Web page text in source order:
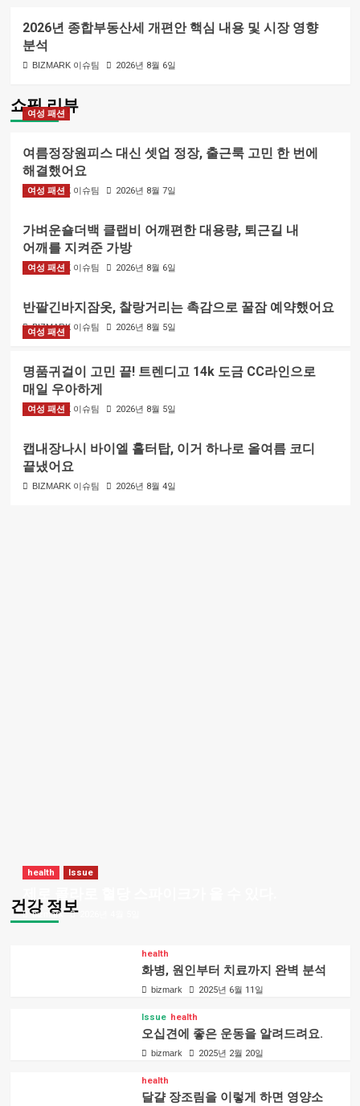
2026년 종합부동산세 개편안 핵심 내용 및 시장 영향
분석
BIZMARK 이슈팀 2026년 8월 6일
쇼핑 리뷰
여성 패션
여름정장원피스 대신 셋업 정장, 출근룩 고민 한 번에
해결했어요
BIZMARK 이슈팀 2026년 8월 7일
여성 패션
가벼운숄더백 클랩비 어깨편한 대용량, 퇴근길 내
어깨를 지켜준 가방
BIZMARK 이슈팀 2026년 8월 6일
여성 패션
반팔긴바지잠옷, 찰랑거리는 촉감으로 꿀잠 예약했어요
BIZMARK 이슈팀 2026년 8월 5일
여성 패션
명품귀걸이 고민 끝! 트렌디고 14k 도금 CC라인으로
매일 우아하게
BIZMARK 이슈팀 2026년 8월 5일
여성 패션
캡내장나시 바이엘 홀터탑, 이거 하나로 올여름 코디
끝냈어요
BIZMARK 이슈팀 2026년 8월 4일
건강 정보
health Issue
bizmark
health
화병, 원인부터 치료까지 완벽 분석
bizmark 2025년 6월 11일
Issue health
오십견에 좋은 운동을 알려드려요.
bizmark 2025년 2월 20일
health
달걀 장조림을 이렇게 하면 영양소